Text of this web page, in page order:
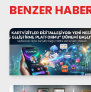
BENZER